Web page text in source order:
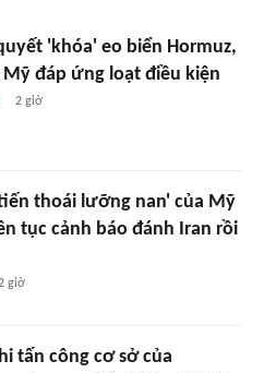
'khóa' eo biển Hormuz,
Mỹ đáp ứng loạt điều kiện
2 giờ
thoái lưỡng nan' của Mỹ
tục cảnh báo đánh Iran rồi
giờ
tấn công cơ sở của